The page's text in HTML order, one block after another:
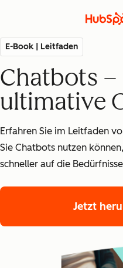
E-Book | Leitfaden
Chatbots –
ultimative
Erfahren Sie im Leitfaden
Sie Chatbots nutzen
schneller auf die
Jetzt